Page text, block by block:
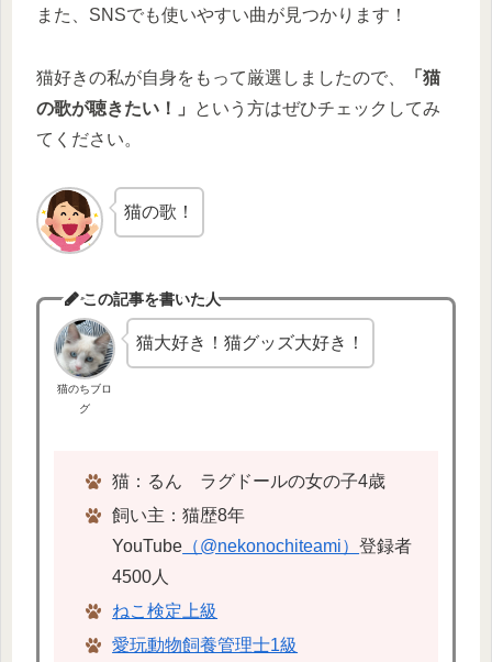
また、SNSでも使いやすい曲が見つかります！
猫好きの私が自身をもって厳選しましたので、
「猫
の歌が聴きたい！」
という方はぜひチェックしてみ
てください。
猫の歌！
この記事を書いた人
猫のちブロ
グ
猫大好き！猫グッズ大好き！
猫：るん ラグドールの女の子4歳
飼い主：猫歴8年
YouTube （@nekonochiteami）登録者
4500人
ねこ検定上級
愛玩動物飼養管理士1級